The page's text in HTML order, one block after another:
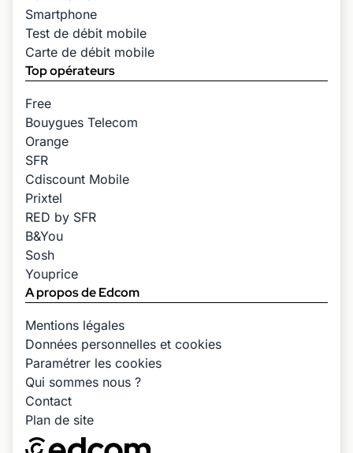
Smartphone
Test de débit mobile
Carte de débit mobile
Top opérateurs
Free
Bouygues Telecom
Orange
SFR
Cdiscount Mobile
Prixtel
RED by SFR
B&You
Sosh
Youprice
A propos de Edcom
Mentions légales
Données personnelles et cookies
Paramétrer les cookies
Qui sommes nous ?
Contact
Plan de site